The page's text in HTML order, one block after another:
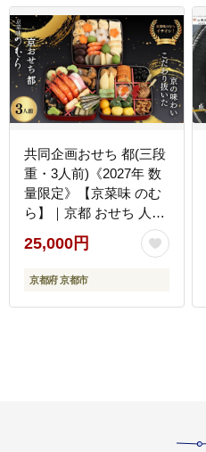
共同企画おせち 都(三段
重・3人前)《2027年 数
量限定》【京菜味 のむ
ら】｜京都 おせち 人気
和風 正月［ 京都 おせち
おせち料理 お節 京料理
人気 おすすめ 2027 正
ご自宅用 冷凍 お取り寄
25,000円
京都府 京都市